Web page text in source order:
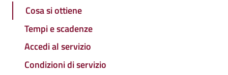
Cosa si ottiene
Tempi e scadenze
Accedi al servizio
Condizioni di servizio